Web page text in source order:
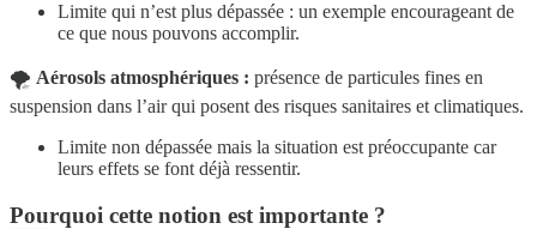
Limite qui n’est plus dépassée : un exemple encourageant de
ce que nous pouvons accomplir.
🌪️ Aérosols atmosphériques : présence de particules fines en
suspension dans l’air qui posent des risques sanitaires et climatiques.
Limite non dépassée mais la situation est préoccupante car
leurs effets se font déjà ressentir.
Pourquoi cette notion est importante ?